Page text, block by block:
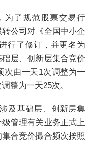
了规范股票交易行
公司对《全国中小企
行了修订，并更名为
础层、创新层集合竞价
次由一天1次调整为一
整为一天25次。
及基础层、创新层集
管理有关业务正式上
合竞价撮合频次按照